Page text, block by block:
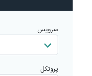
سرویس
پروتکل